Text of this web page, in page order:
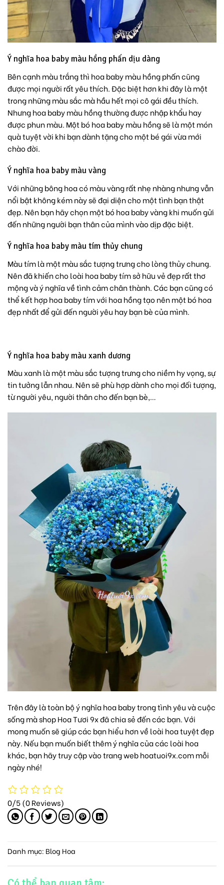
Ý nghĩa hoa baby màu hồng phấn dịu dàng
Bên cạnh màu trắng thì hoa baby màu hồng phấn cũng
được mọi người rất yêu thích. Đặc biệt hơn khi đây là một
trong những màu sắc mà hầu hết mọi cô gái đều thích.
Nhưng hoa baby màu hồng thường được nhập khẩu hay
được phun màu. Một bó hoa baby màu hồng sẽ là một món
quà tuyệt vời khi bạn dành tặng cho một bé gái vừa mới
chào đời.
Ý nghĩa hoa baby màu vàng
Với những bông hoa có màu vàng rất nhẹ nhàng nhưng vẫn
nổi bật không kém này sẽ đại diện cho một tình bạn thật
đẹp. Nên bạn hãy chọn một bó hoa baby vàng khi muốn gửi
đến những người bạn thân của mình vào dịp đặc biệt.
Ý nghĩa hoa baby màu tím thủy chung
Màu tím là một màu sắc tượng trưng cho lòng thủy chung.
Nên đã khiến cho loài hoa baby tím sở hữu vẻ đẹp rất thơ
mộng và ý nghĩa về tình cảm chân thành. Các bạn cũng có
thể kết hợp hoa baby tím với hoa hồng tạo nên một bó hoa
đẹp nhất để gửi đến người yêu hay bạn bè của mình.
Ý nghĩa hoa baby màu xanh dương
Màu xanh là một màu sắc tượng trưng cho niềm hy vọng, sự
tin tưởng lẫn nhau. Nên sẽ phù hợp dành cho mọi đối tượng,
từ người yêu, người thân cho đến bạn bè,…
Trên đây là toàn bộ ý nghĩa hoa baby trong tình yêu và cuộc
sống màshop Hoa Tươi 9xđã chia sẻ đến các bạn. Với
mong muốn sẽ giúp các bạn hiểu hơn về loài hoa tuyệt đẹp
này. Nếu bạn muốn biết thêm ý nghĩa của các loài hoa
khác, bạn hãy truy cập vào trang web hoatuoi9x.com mỗi
ngày nhé!
0/5(0 Reviews)
Danh mục: Blog Hoa